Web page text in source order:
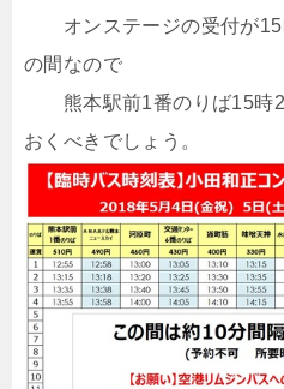
オンステージの受付が15
の間なので
熊本駅前1番のりば15時
おくべきでしょう。